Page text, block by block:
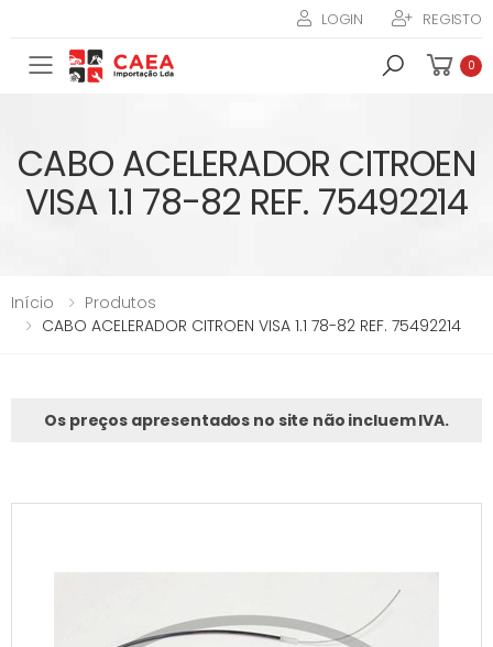
LOGIN REGISTO
Toggle mobile menu 0
CABO ACELERADOR CITROEN
VISA 1.1 78-82 REF. 75492214
Início
Produtos
CABO ACELERADOR CITROEN VISA 1.1 78-82 REF. 75492214
Os preços apresentados no site não incluem IVA.